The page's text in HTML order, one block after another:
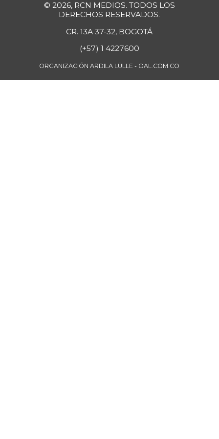
plátano hartón
verde
FUENTE: SIPSA (Sistema de Información
de Precios), DANE.
© 2026, RCN MEDIOS. TODOS LOS
DERECHOS RESERVADOS.
CR. 13A 37-32, BOGOTÁ
(+57) 1 4227600
ORGANIZACIÓN ARDILA LÜLLE - OAL.COM.CO